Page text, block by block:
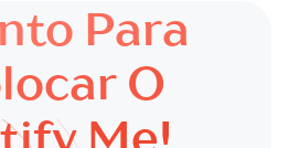
Para
O